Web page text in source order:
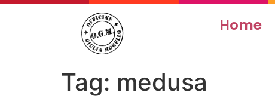
Home
Tag: medusa